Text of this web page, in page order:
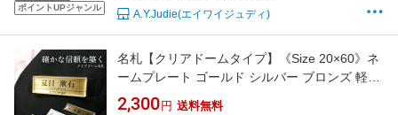
ポイントUPジャンル
A.Y.Judie(エイワイジュディ)
名札【クリアドームタイプ】《Size 20×60》ネ
ームプレート ゴールド シルバー ブロンズ 軽量
オフィス 会社
2,300 円 送料無料